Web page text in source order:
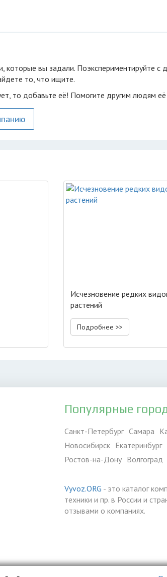
вы задали. Поэкспериментируйте с
то, что ищите.
то добавьте её! Помогите другим людям
Исчезновение редких
растений
Подробнее >>
Популярные
Санкт-Петербург Самара
Новосибирск Екатеринбург
Ростов-на-Дону Волгоград
Vyvoz.ORG - это каталог
техники и пр. в России и
отзывами о компаниях.